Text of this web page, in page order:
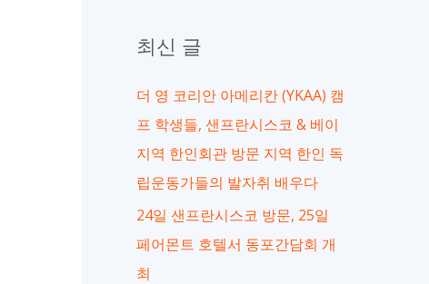
상
최신 글
더 영 코리안 아메리칸 (YKAA) 캠
프 학생들, 샌프란시스코 & 베이
지역 한인회관 방문 지역 한인 독
립운동가들의 발자취 배우다
24일 샌프란시스코 방문, 25일
페어몬트 호텔서 동포간담회 개
최